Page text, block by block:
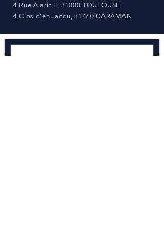
4 Rue Alaric II, 31000 TOULOUSE
4 Clos d'en Jacou, 31460 CARAMAN